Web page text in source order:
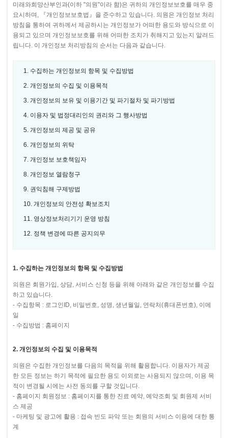
미래와희망산부인과(이하 "의원"이라 함)은 귀하의 개인정보보호를 매우 중
요시하며, 『개인정보보호법』을 준수하고 있습니다. 의원은 개인정보 처리
방침을 통하여 귀하께서 제공하시는 개인정보가 어떠한 용도와 방식으로 이
용되고 있으며 개인정보보호를 위해 어떠한 조치가 취해지고 있는지 알려드
립니다. 이 개인정보 처리방침의 순서는 다음과 같습니다.
1. 수집하는 개인정보의 항목 및 수집방법
2. 개인정보의 수집 및 이용목적
3. 개인정보의 보유 및 이용기간 및 파기절차 및 파기방법
4. 이용자 및 법정대리인의 권리와 그 행사방법
5. 개인정보의 제공 및 공유
6. 개인정보의 위탁
7. 개인정보 보호책임자
8. 개인정보 열람청구
9. 권익침해 구제방법
10. 개인정보의 안전성 확보조치
11. 영상정보처리기기 운영 방침
12. 정책 변경에 따른 공지의무
1. 수집하는 개인정보의 항목 및 수집방법
의원은 회원가입, 상담, 서비스 신청 등을 위해 아래와 같은 개인정보를 수집
하고 있습니다.
- 수집항목 : 로그인ID, 비밀번호, 성명, 생년월일, 연락처(휴대폰번호), 이메
일
- 수집방법 : 홈페이지
2. 개인정보의 수집 및 이용목적
의원은 수집한 개인정보를 다음의 목적을 위해 활용합니다. 이용자가 제공
한 모든 정보는 하기 목적에 필요한 용도 이외로는 사용되지 않으며, 이용 목
적이 변경될 시에는 사전 동의를 구할 것입니다.
- 홈페이지 회원정보 : 홈페이지를 통한 진료 예약, 예약조회 및 회원제 서비
스 제공
- 마케팅 및 광고에 활용 : 접속 빈도 파악 또는 회원의 서비스 이용에 대한 통
계